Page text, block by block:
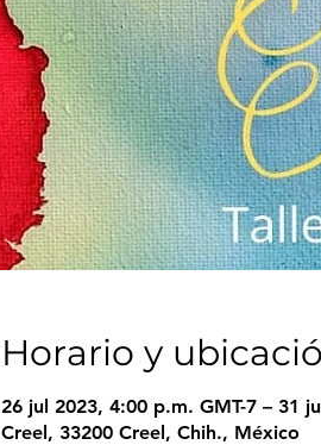
Horario y
26 jul 2023, 4:00 p.m. GMT-7 – 31
Creel, 33200 Creel, Chih., México